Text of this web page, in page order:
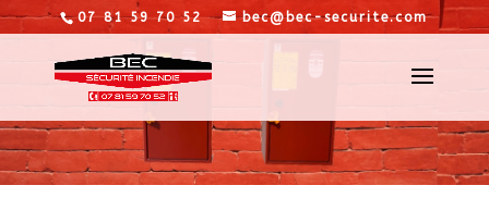
07 81 59 70 52 bec@bec-securite.com